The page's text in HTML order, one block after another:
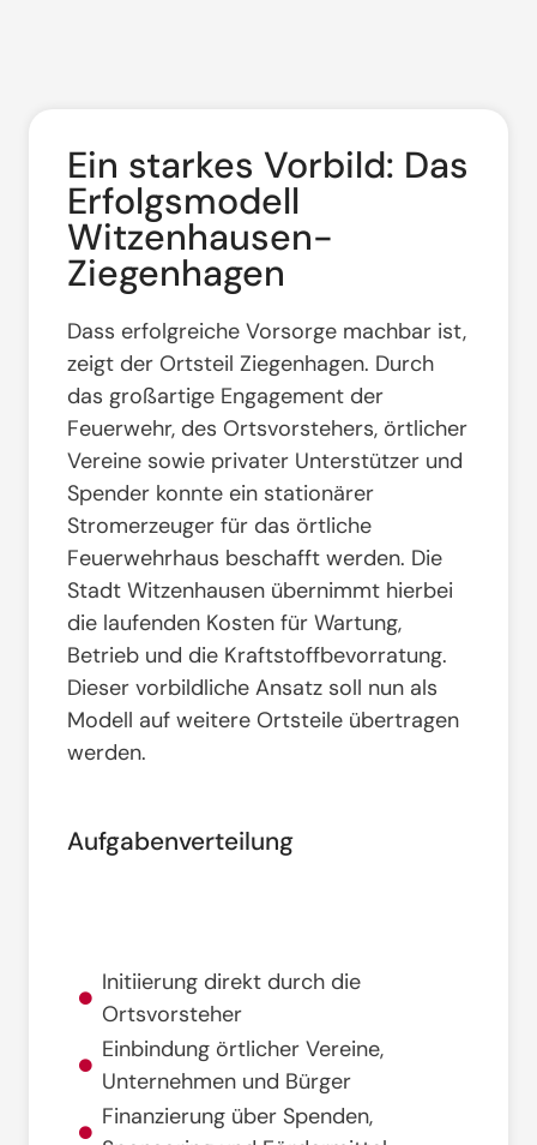
Ein starkes Vorbild: Das
Erfolgsmodell
Witzenhausen-
Ziegenhagen
Dass erfolgreiche Vorsorge machbar ist,
zeigt der Ortsteil Ziegenhagen. Durch
das großartige Engagement der
Feuerwehr, des Ortsvorstehers, örtlicher
Vereine sowie privater Unterstützer und
Spender konnte ein stationärer
Stromerzeuger für das örtliche
Feuerwehrhaus beschafft werden. Die
Stadt Witzenhausen übernimmt hierbei
die laufenden Kosten für Wartung,
Betrieb und die Kraftstoffbevorratung.
Dieser vorbildliche Ansatz soll nun als
Modell auf weitere Ortsteile übertragen
werden.
Aufgabenverteilung
Initiierung direkt durch die
Ortsvorsteher
Einbindung örtlicher Vereine,
Unternehmen und Bürger
Finanzierung über Spenden,